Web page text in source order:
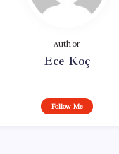
Author
Ece Koç
Follow Me